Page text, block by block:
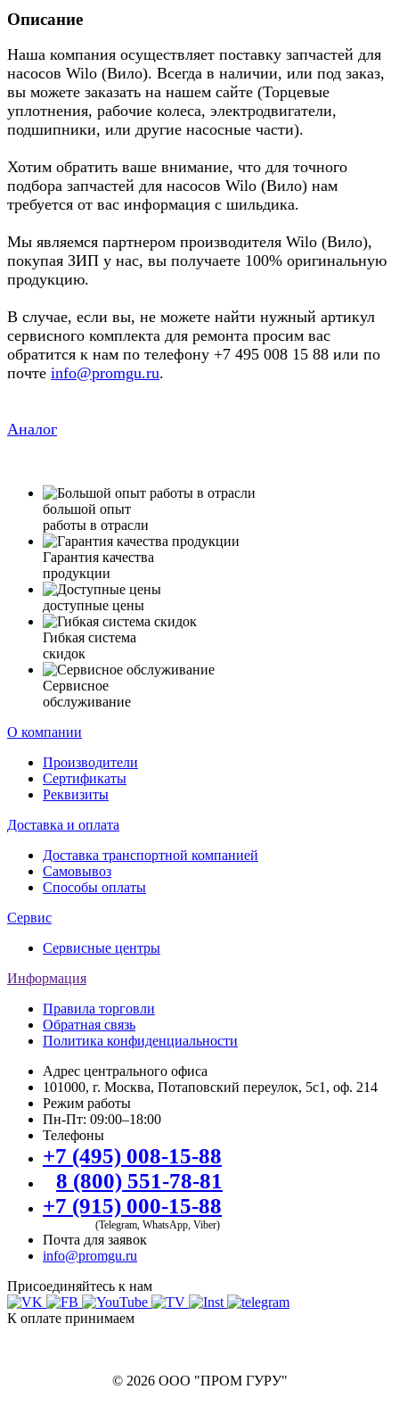
Описание
Наша компания осуществляет поставку запчастей для
насосов Wilo (Вило). Всегда в наличии, или под заказ,
вы можете заказать на нашем сайте (Торцевые
уплотнения, рабочие колеса, электродвигатели,
подшипники, или другие насосные части).
Хотим обратить ваше внимание, что для точного
подбора запчастей для насосов Wilo (Вило) нам
требуется от вас информация с шильдика.
Мы являемся партнером производителя Wilo (Вило),
покупая ЗИП у нас, вы получаете 100% оригинальную
продукцию.
В случае, если вы, не можете найти нужный артикул
сервисного комплекта для ремонта просим вас
обратится к нам по телефону +7 495 008 15 88 или по
почте info@promgu.ru.
Аналог
большой опыт
работы в отрасли
Гарантия качества
продукции
доступные цены
Гибкая система
скидок
Сервисное
обслуживание
О компании
Производители
Сертификаты
Реквизиты
Доставка и оплата
Доставка транспортной компанией
Самовывоз
Способы оплаты
Сервис
Сервисные центры
Информация
Правила торговли
Обратная связь
Политика конфиденциальности
Адрес центрального офиса
101000, г. Москва, Потаповский переулок, 5с1, оф. 214
Режим работы
Пн-Пт: 09:00–18:00
Телефоны
+7 (495) 008-15-88
8 (800) 551-78-81
+7 (915) 000-15-88
(Telegram, WhatsApp, Viber)
Почта для заявок
info@promgu.ru
Присоединяйтесь к нам
К оплате принимаем
© 2026 ООО "ПРОМ ГУРУ"